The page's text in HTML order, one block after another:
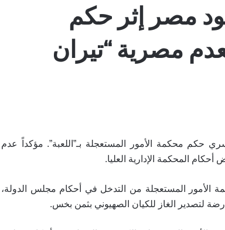
مصر إثر حكم
مصرية “تيران
حكم محكمة الأمور المستعجلة بـ”اللعبة”. مؤكداً عدم
المحكمة الإدارية العليا.
الأمور المستعجلة من التدخل في أحكام مجلس الدولة،
لتصدير الغاز للكيان الصهيوني بثمن بخس.